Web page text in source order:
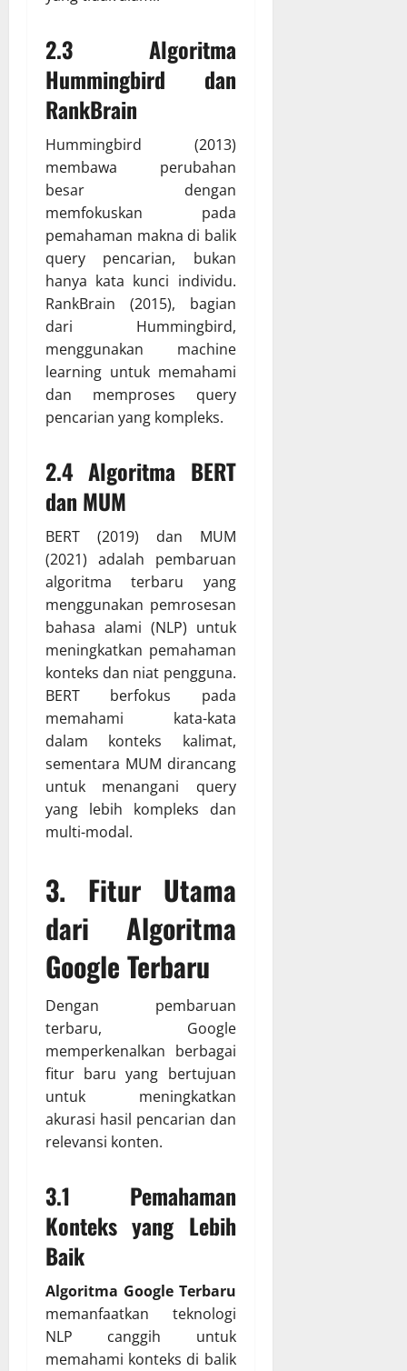
2.3 Algoritma
Hummingbird dan
RankBrain
Hummingbird (2013)
membawa perubahan
besar dengan
memfokuskan pada
pemahaman makna di balik
query pencarian, bukan
hanya kata kunci individu.
RankBrain (2015), bagian
dari Hummingbird,
menggunakan machine
learning untuk memahami
dan memproses query
pencarian yang kompleks.
2.4 Algoritma BERT
dan MUM
BERT (2019) dan MUM
(2021) adalah pembaruan
algoritma terbaru yang
menggunakan pemrosesan
bahasa alami (NLP) untuk
meningkatkan pemahaman
konteks dan niat pengguna.
BERT berfokus pada
memahami kata-kata
dalam konteks kalimat,
sementara MUM dirancang
untuk menangani query
yang lebih kompleks dan
multi-modal.
3. Fitur Utama
dari Algoritma
Google Terbaru
Dengan pembaruan
terbaru, Google
memperkenalkan berbagai
fitur baru yang bertujuan
untuk meningkatkan
akurasi hasil pencarian dan
relevansi konten.
3.1 Pemahaman
Konteks yang Lebih
Baik
Algoritma Google Terbaru
memanfaatkan teknologi
NLP canggih untuk
memahami konteks di balik